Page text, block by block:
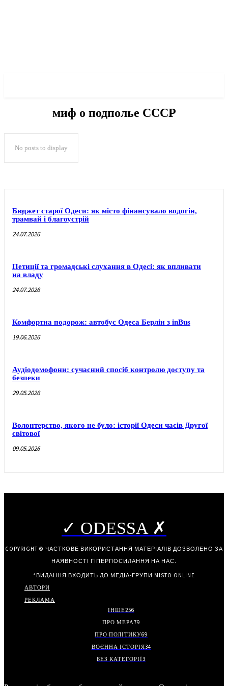
миф о подполье СССР
No posts to display
Бюджет старої Одеси: як місто фінансувало водогін,
трамвай і благоустрій
24.07.2026
Петиції та громадські слухання в Одесі: як впливати
на владу
24.07.2026
Комфортна подорож: автобус Одеса Берлін з inBus
19.06.2026
Аудіодомофони: сучасний спосіб контролю доступу та
безпеки
29.05.2026
Волонтерство, якого не було: історії Одеси часів Другої
світової
09.05.2026
✓ ODESSA ✗
COPYRIGHT © ЧАСТКОВЕ ВИКОРИСТАННЯ МАТЕРІАЛІВ ДОЗВОЛЕНО ЗА
НАЯВНОСТІ ГІПЕРПОСИЛАННЯ НА НАС.
*ВИДАННЯ ВХОДИТЬ ДО МЕДІА-ГРУПИ MISTO ONLINE
АВТОРИ
РЕКЛАМА
ІНШЕ256
ПРО МЕРА79
ПРО ПОЛІТИКУ69
ВОЄННА ІСТОРІЯ34
БЕЗ КАТЕГОРІЇ3